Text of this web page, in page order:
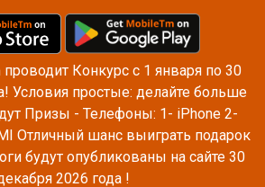
проводит Конкурс с 1 января по 30
Условия простые: делайте больше
Призы - Телефоны: 1- iPhone 2-
Отличный шанс выиграть подарок
будут опубликованы на сайте 30
2026 года !